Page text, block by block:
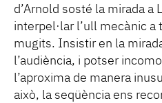
d’Arnold sosté la mirada a
interpel·lar l’ull mecànic a
mugits. Insistir en la
l’audiència, i potser
l’aproxima de manera
això, la seqüència ens